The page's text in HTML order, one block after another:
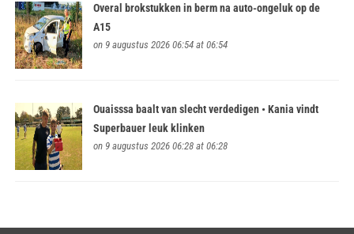
Overal brokstukken in berm na auto-ongeluk op de
A15
on 9 augustus 2026 06:54 at 06:54
Ouaisssa baalt van slecht verdedigen • Kania vindt
Superbauer leuk klinken
on 9 augustus 2026 06:28 at 06:28